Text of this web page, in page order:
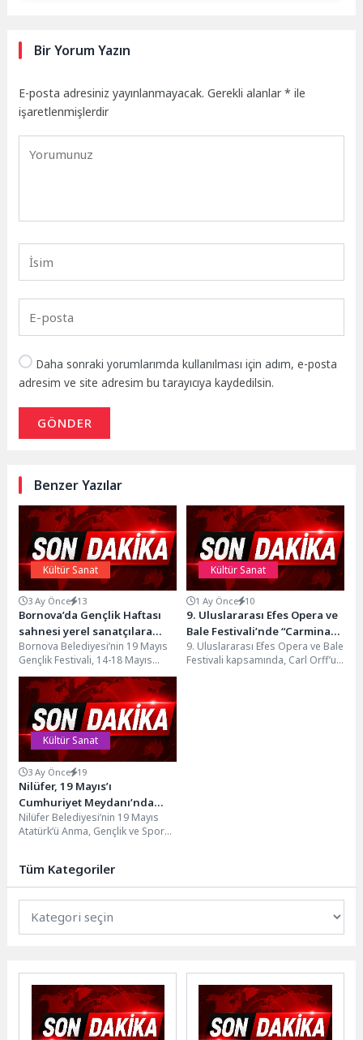
Bir Yorum Yazın
E-posta adresiniz yayınlanmayacak. Gerekli alanlar* ile
işaretlenmişlerdir
Daha sonraki yorumlarımda kullanılması için adım, e-posta
adresim ve site adresim bu tarayıcıya kaydedilsin.
GÖNDER
Benzer Yazılar
Kültür Sanat
3 Ay Önce 13
Bornova’da Gençlik Haftası
sahnesi yerel sanatçılara
emanet
Bornova Belediyesi’nin 19 Mayıs
Gençlik Festivali, 14-18 Mayıs
tarihleri arasında Küçükpark
Meydanı’nda gerçekleştirilecek.
Festivalde Bornova...
Kültür Sanat
1 Ay Önce 10
9. Uluslararası Efes Opera ve
Bale Festivali’nde “Carmina
Burana” Sahnelendi
9. Uluslararası Efes Opera ve Bale
Festivali kapsamında, Carl Orff’un
Kültür Sanat
3 Ay Önce 19
Nilüfer, 19 Mayıs’ı
Cumhuriyet Meydanı’nda
karşıladı
Nilüfer Belediyesi’nin 19 Mayıs
Atatürk’ü Anma, Gençlik ve Spor
Tüm Kategoriler